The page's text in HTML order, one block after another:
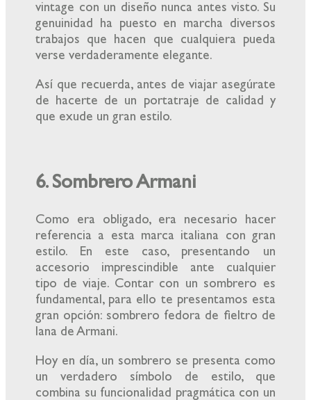
vintage con un diseño nunca antes visto. Su
genuinidad ha puesto en marcha diversos
trabajos que hacen que cualquiera pueda
verse verdaderamente elegante.
Así que recuerda, antes de viajar asegúrate
de hacerte de un portatraje de calidad y
que exude un gran estilo.
6. Sombrero Armani
Como era obligado, era necesario hacer
referencia a esta marca italiana con gran
estilo. En este caso, presentando un
accesorio imprescindible ante cualquier
tipo de viaje. Contar con un sombrero es
fundamental, para ello te presentamos esta
gran opción: sombrero fedora de fieltro de
lana de Armani.
Hoy en día, un sombrero se presenta como
un verdadero símbolo de estilo, que
combina su funcionalidad pragmática con un